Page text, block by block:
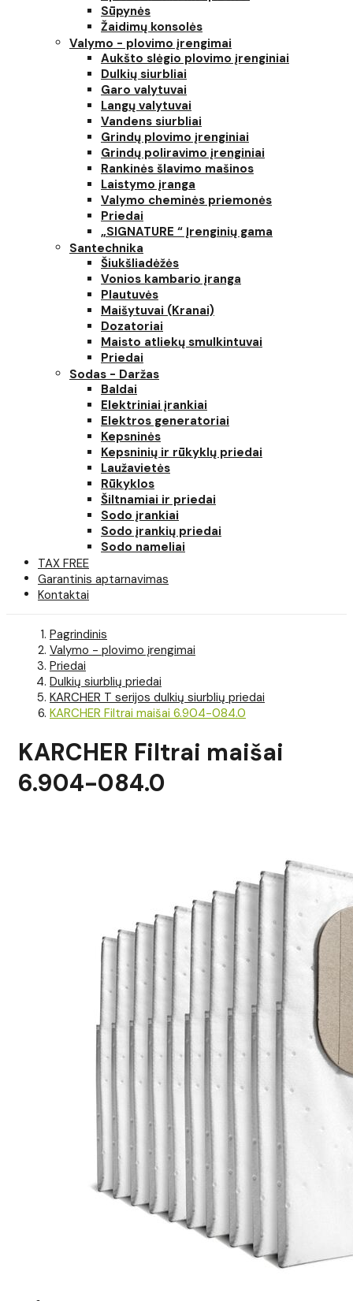
Sūpynės
Žaidimų konsolės
Valymo - plovimo įrengimai
Aukšto slėgio plovimo įrenginiai
Dulkių siurbliai
Garo valytuvai
Langų valytuvai
Vandens siurbliai
Grindų plovimo įrenginiai
Grindų poliravimo įrenginiai
Rankinės šlavimo mašinos
Laistymo įranga
Valymo cheminės priemonės
Priedai
„SIGNATURE “ Įrenginių gama
Santechnika
Šiukšliadėžės
Vonios kambario įranga
Plautuvės
Maišytuvai (Kranai)
Dozatoriai
Maisto atliekų smulkintuvai
Priedai
Sodas - Daržas
Baldai
Elektriniai įrankiai
Elektros generatoriai
Kepsninės
Kepsninių ir rūkyklų priedai
Laužavietės
Rūkyklos
Šiltnamiai ir priedai
Sodo įrankiai
Sodo įrankių priedai
Sodo nameliai
TAX FREE
Garantinis aptarnavimas
Kontaktai
Pagrindinis
Valymo - plovimo įrengimai
Priedai
Dulkių siurblių priedai
KARCHER T serijos dulkių siurblių priedai
KARCHER Filtrai maišai 6.904-084.0
KARCHER Filtrai maišai
6.904-084.0